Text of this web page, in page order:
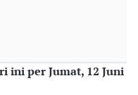
ini per Jumat, 12 Juni